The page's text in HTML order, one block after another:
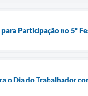
Participação no 5º
o Dia do Trabalhador